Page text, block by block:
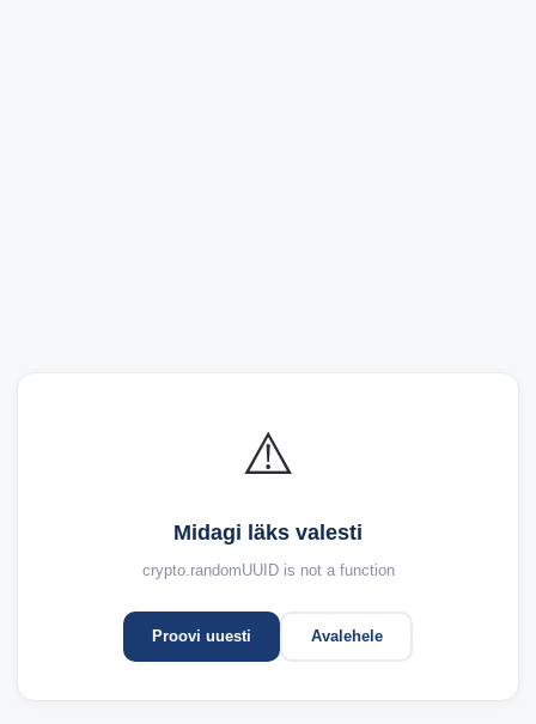
⚠️
Midagi läks valesti
crypto.randomUUID is not a function
Proovi uuesti Avalehele